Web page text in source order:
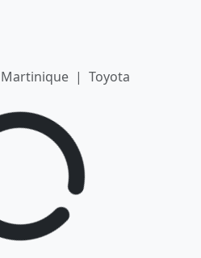
Toyota